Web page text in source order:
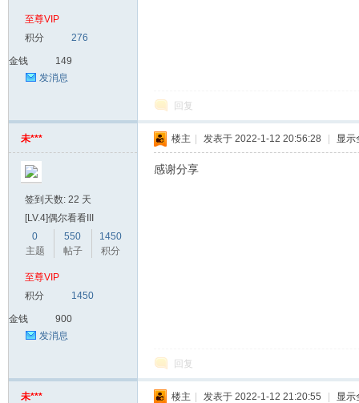
至尊VIP
积分
276
金钱
149
发消息
回复
未***
签到天数: 22 天
[LV.4]偶尔看看III
0
主题
550
帖子
1450
积分
至尊VIP
积分
1450
金钱
900
发消息
楼主 发表于 2022-1-12 20:56:28 显示
感谢分享
回复
未*** 楼主 发表于 2022-1-12 21:20:55 显示